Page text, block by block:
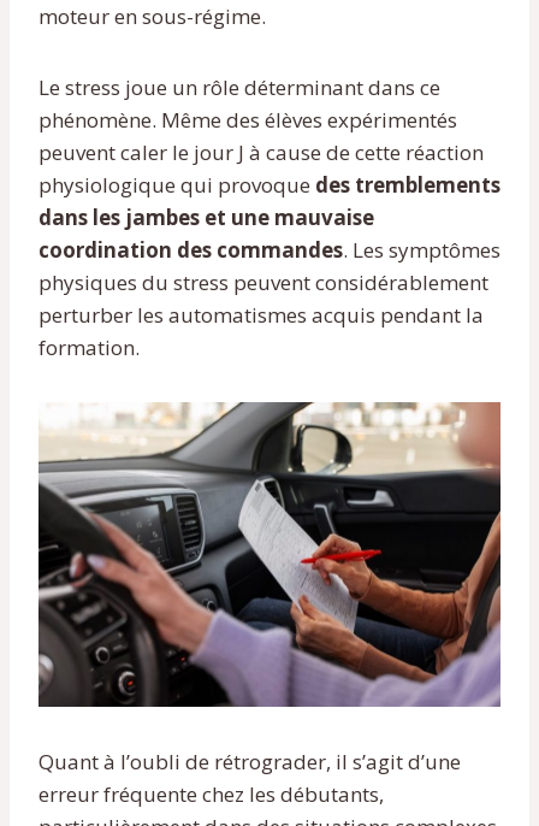
moteur en sous-régime.
Le stress joue un rôle déterminant dans ce
phénomène. Même des élèves expérimentés
peuvent caler le jour J à cause de cette réaction
physiologique qui provoque des tremblements
dans les jambes et une mauvaise
coordination des commandes. Les symptômes
physiques du stress peuvent considérablement
perturber les automatismes acquis pendant la
formation.
Quant à l’oubli de rétrograder, il s’agit d’une
erreur fréquente chez les débutants,